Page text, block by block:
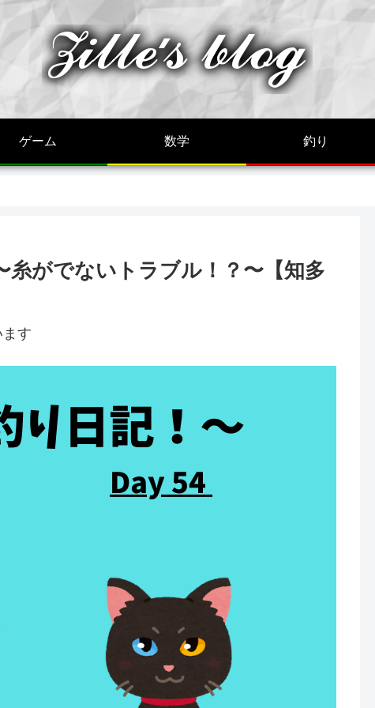
ゲーム 数学 釣り
糸がでないトラブル！？〜【知多
す